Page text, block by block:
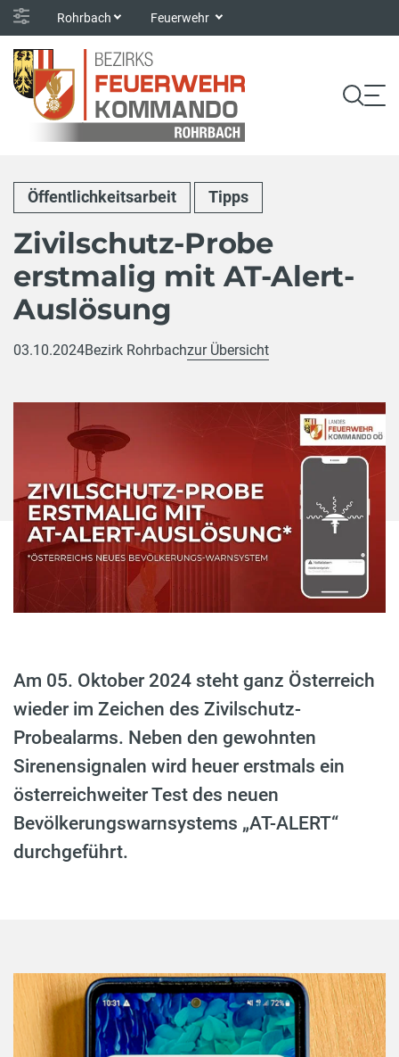
Rohrbach Feuerwehr
Öffentlichkeitsarbeit Tipps
Zivilschutz-Probe
erstmalig mit AT-Alert-
Auslösung
03.10.2024Bezirk Rohrbachzur Übersicht
Am 05. Oktober 2024 steht ganz Österreich
wieder im Zeichen des Zivilschutz-
Probealarms. Neben den gewohnten
Sirenensignalen wird heuer erstmals ein
österreichweiter Test des neuen
Bevölkerungswarnsystems „AT-ALERT“
durchgeführt.